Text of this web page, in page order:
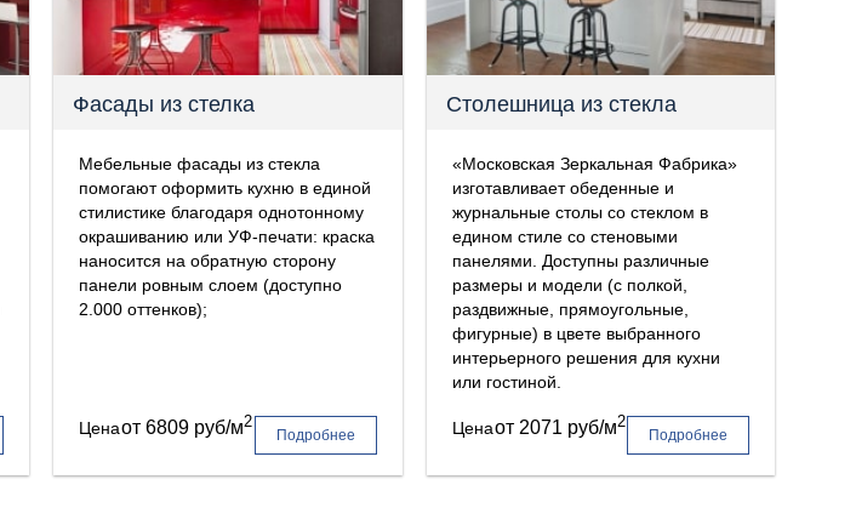
Фасады из стелка
Мебельные фасады из стекла
помогают оформить кухню в единой
стилистике благодаря однотонному
окрашиванию или УФ-печати: краска
наносится на обратную сторону
панели ровным слоем (доступно
2.000 оттенков);
Ценаот6809 руб/м2
Подробнее
Столешница из стекла
«Московская Зеркальная Фабрика»
изготавливает обеденные и
журнальные столы со стеклом в
едином стиле со стеновыми
панелями. Доступны различные
размеры и модели (с полкой,
раздвижные, прямоугольные,
фигурные) в цвете выбранного
интерьерного решения для кухни
или гостиной.
Ценаот 2071 руб/м2
Подробнее